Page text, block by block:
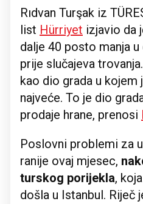
Rıdvan Turşak iz
list Hürriyet izjavio da
dalje 40 posto manja
prije slučajeva
kao dio grada u kojem
najveće. To je dio
prodaje hrane, prenosi
Poslovni problemi za
ranije ovaj mjesec,
turskog porijekla,
došla u Istanbul. Riječ